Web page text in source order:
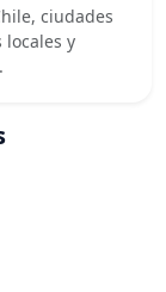
ciudades
y